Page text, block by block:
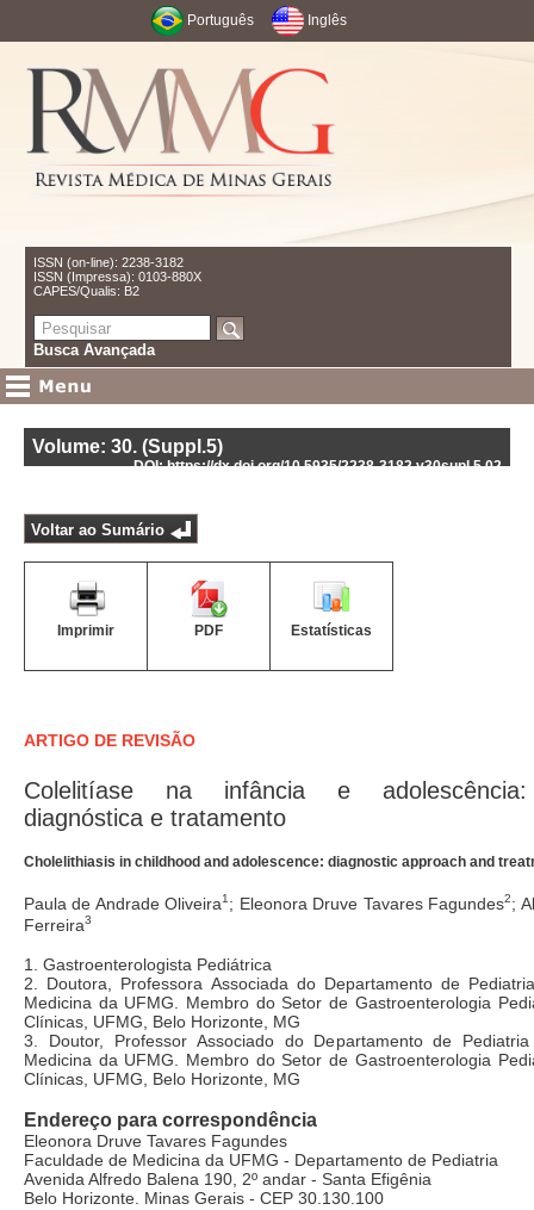
Português Inglês
ISSN (on-line): 2238-3182
ISSN (Impressa): 0103-880X
CAPES/Qualis: B2
Busca Avançada
Volume: 30. (Suppl.5)
DOI: https://dx.doi.org/10.5935/2238-3182.v30supl.5.02
Voltar ao Sumário
Imprimir PDF Estatísticas
ARTIGO DE REVISÃO
Colelitíase na infância e adolescência:
diagnóstica e tratamento
Cholelithiasis in childhood and adolescence: diagnostic approach and
Paula de Andrade Oliveira1 ; Eleonora Druve Tavares Fagundes2;
Ferreira3
1. Gastroenterologista Pediátrica
2. Doutora, Professora Associada do Departamento de
Medicina da UFMG. Membro do Setor de Gastroenterologia
Clínicas, UFMG, Belo Horizonte, MG
3. Doutor, Professor Associado do Departamento de
Medicina da UFMG. Membro do Setor de Gastroenterologia
Clínicas, UFMG, Belo Horizonte, MG
Endereço para correspondência
Eleonora Druve Tavares Fagundes
Faculdade de Medicina da UFMG - Departamento de Pediatria
Avenida Alfredo Balena 190, 2º andar - Santa Efigênia
Belo Horizonte. Minas Gerais - CEP 30.130.100